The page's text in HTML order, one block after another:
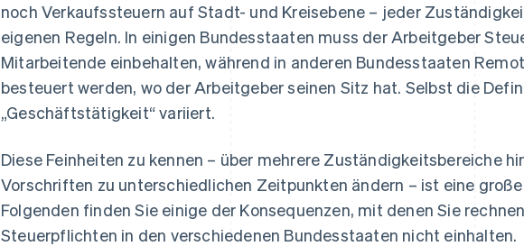
noch Verkaufssteuern auf Stadt- und Kreisebene – jeder
eigenen Regeln. In einigen Bundesstaaten muss der Arbeitgeber
Mitarbeitende einbehalten, während in anderen Bundesstaaten
besteuert werden, wo der Arbeitgeber seinen Sitz hat. Selbst die
„Geschäftstätigkeit“ variiert.
Diese Feinheiten zu kennen – über mehrere Zuständigkeitsbereiche
Vorschriften zu unterschiedlichen Zeitpunkten ändern – ist eine
Folgenden finden Sie einige der Konsequenzen, mit denen Sie
Steuerpflichten in den verschiedenen Bundesstaaten nicht einhalten.